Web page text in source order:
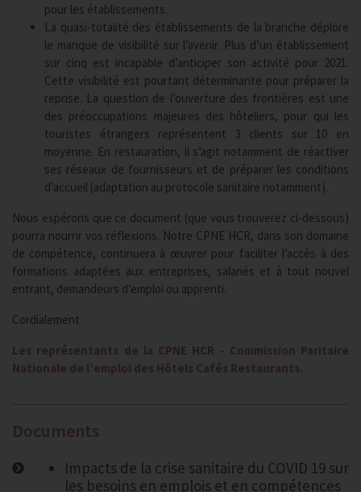
pour les établissements.
La quasi-totalité des établissements de la branche déplore
le manque de visibilité sur l’avenir. Plus d’un établissement
sur cinq est incapable d’anticiper son activité pour 2021.
Cette visibilité est pourtant déterminante pour préparer la
reprise. La question de l’ouverture des frontières est une
des préoccupations majeures des hôteliers, pour qui les
touristes étrangers représentent 3 clients sur 10 en
moyenne. En restauration, il s’agit notamment de réactiver
ses réseaux de fournisseurs et de préparer les conditions
d’accueil (adaptation au protocole sanitaire notamment).
Nous espérons que ce document (que vous trouverez ci-dessous)
pourra nourrir vos réflexions. Notre CPNE HCR, dans son domaine
de compétence, continuera à œuvrer pour faciliter l’accès à des
formations adaptées aux entreprises, salariés et à tout nouvel
entrant, demandeurs d’emploi ou apprenti.
Cordialement
Les représentants de la CPNE HCR - Commission Paritaire
Nationale de l’emploi des Hôtels Cafés Restaurants.
Documents
Impacts de la crise sanitaire du COVID 19 sur
les besoins en emplois et en compétences